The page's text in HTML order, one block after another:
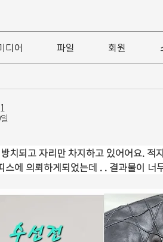
디어 파일 회원
치되고 자리만 차지하고 있어어요. 적
스에 의뢰하게되었는데 . . 결과물이 너